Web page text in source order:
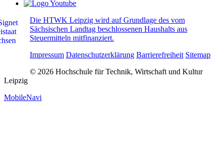
Die HTWK Leipzig wird auf Grundlage des vom
Sächsischen Landtag beschlossenen Haushalts aus
Steuermitteln mitfinanziert.
Impressum Datenschutzerklärung Barrierefreiheit Sitemap
© 2026 Hochschule für Technik, Wirtschaft und Kultur
Leipzig
MobileNavi